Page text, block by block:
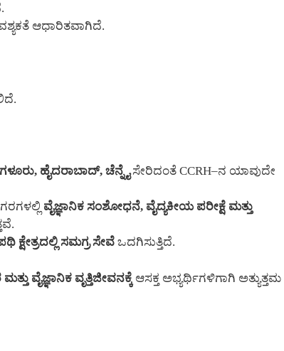
ಆಧಾರಿತವಾಗಿದೆ.
ಹೈದರಾಬಾದ್, ಚೆನ್ನೈಸೇರಿದಂತೆ CCRH–ನ ಯಾವುದೇ
ವೈಜ್ಞಾನಿಕ ಸಂಶೋಧನೆ, ವೈದ್ಯಕೀಯ ಪರೀಕ್ಷೆ ಮತ್ತು
ಸಮಗ್ರ ಸೇವೆ ಒದಗಿಸುತ್ತಿದೆ.
ಮತ್ತು ವೈಜ್ಞಾನಿಕ ವೃತ್ತಿಜೀವನಕ್ಕೆ ಆಸಕ್ತ ಅಭ್ಯರ್ಥಿಗಳಿಗಾಗಿ ಅತ್ಯುತ್ತಮ